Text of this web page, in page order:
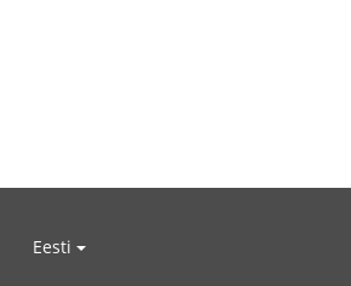
Eesti